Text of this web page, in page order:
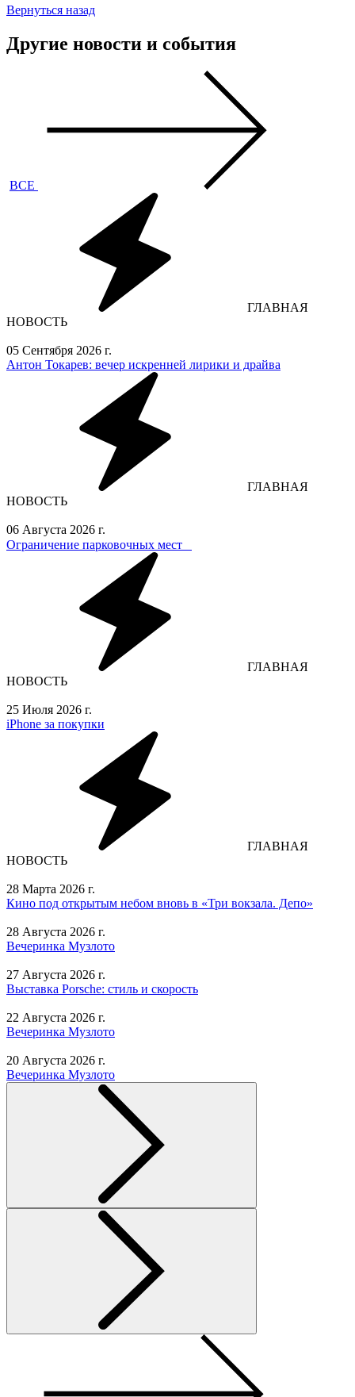
Вернуться назад
Другие новости и события
ВСЕ
ГЛАВНАЯ
НОВОСТЬ
05 Сентября 2026 г.
Антон Токарев: вечер искренней лирики и драйва
ГЛАВНАЯ
НОВОСТЬ
06 Августа 2026 г.
Ограничение парковочных мест⁣⁣⠀
ГЛАВНАЯ
НОВОСТЬ
25 Июля 2026 г.
iPhone за покупки
ГЛАВНАЯ
НОВОСТЬ
28 Марта 2026 г.
Кино под открытым небом вновь в «Три вокзала. Депо»
28 Августа 2026 г.
Вечеринка Музлото
27 Августа 2026 г.
Выставка Porsche: стиль и скорость
22 Августа 2026 г.
Вечеринка Музлото
20 Августа 2026 г.
Вечеринка Музлото